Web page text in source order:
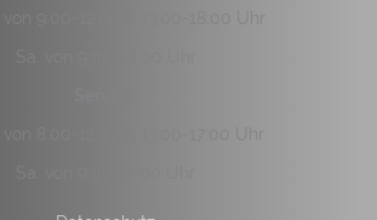
von 9:00-12:00 & 13:00-18:00 Uhr
von 8:00-12:00 & 13:00-17:00 Uhr